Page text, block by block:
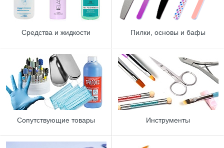
Средства и жидкости Пилки, основы и бафы
Сопутствующие товары Инструменты